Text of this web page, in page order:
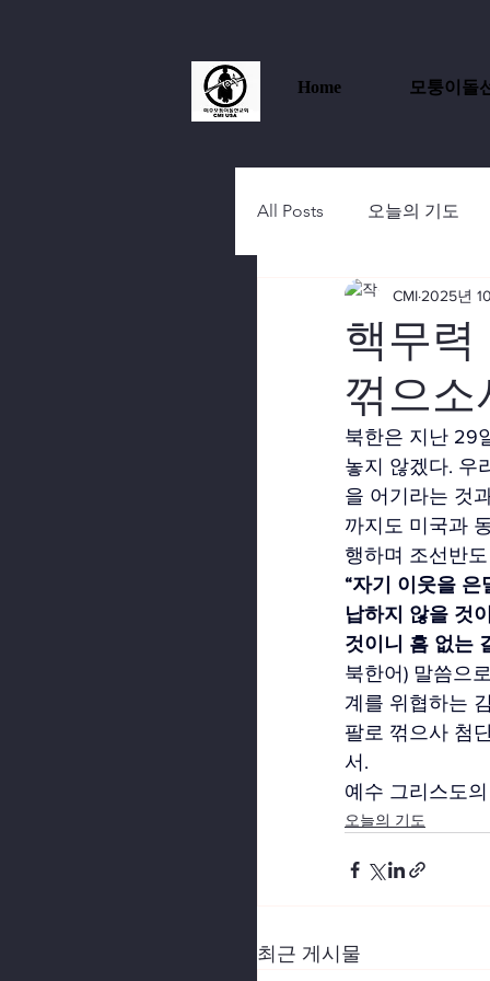
Home 모퉁이돌
All Posts 오늘의 기도
핵무력
꺾으소
CMI 2025년
북한은 지난 29
놓지 않겠다. 우
을 어기라는 것
까지도 미국과
행하며 조선반
“자기 이웃을
납하지 않을 것
것이니 흠 없는
북한어) 말씀으
계를 위협하는
팔로 꺾으사 첨
서.
예수 그리스도
오늘의 기도
최근 게시물